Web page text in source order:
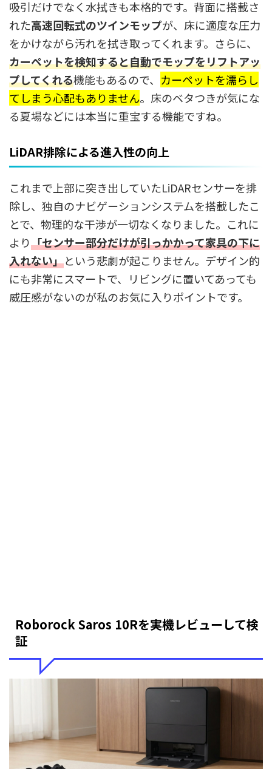
吸引だけでなく水拭きも本格的です。背面に搭載さ
れた高速回転式のツインモップが、床に適度な圧力
をかけながら汚れを拭き取ってくれます。さらに、
カーペットを検知すると自動でモップをリフトアッ
プしてくれる機能もあるので、 カーペットを濡らし
てしまう心配もありません。床のベタつきが気にな
る夏場などには本当に重宝する機能ですね。
LiDAR排除による進入性の向上
これまで上部に突き出していたLiDARセンサーを排
除し、独自のナビゲーションシステムを搭載したこ
とで、物理的な干渉が一切なくなりました。これに
より「センサー部分だけが引っかかって家具の下に
入れない」という悲劇が起こりません。デザイン的
にも非常にスマートで、リビングに置いてあっても
威圧感がないのが私のお気に入りポイントです。
Roborock Saros 10Rを実機レビューして検
証